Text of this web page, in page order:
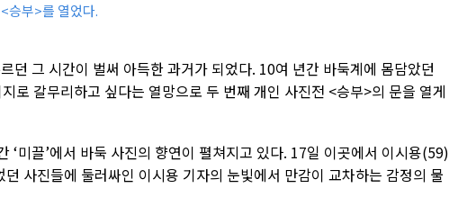
승부>를 열었다.
던 그 시간이 벌써 아득한 과거가 되었다. 10여 년간 바둑계에 몸담았던
로 갈무리하고 싶다는 열망으로 두 번째 개인 사진전 <승부>의 문을 열게
‘미끌’에서 바둑 사진의 향연이 펼쳐지고 있다. 17일 이곳에서 이시용(59)
사진들에 둘러싸인 이시용 기자의 눈빛에서 만감이 교차하는 감정의 물